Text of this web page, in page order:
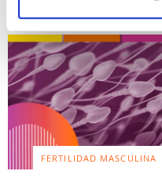
FERTILIDAD MASCULINA